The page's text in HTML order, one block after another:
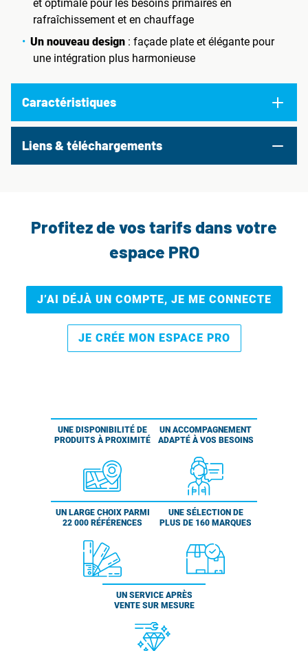
et optimale pour les besoins primaires en
rafraîchissement et en chauffage
Un nouveau design : façade plate et élégante pour
une intégration plus harmonieuse
Caractéristiques
Liens & téléchargements
Profitez de vos tarifs dans votre
espace PRO
J’AI DÉJÀ UN COMPTE, JE ME CONNECTE
JE CRÉE MON ESPACE PRO
UNE DISPONIBILITÉ DE
PRODUITS À PROXIMITÉ
UN ACCOMPAGNEMENT
ADAPTÉ À VOS BESOINS
UN LARGE CHOIX PARMI
22 000 RÉFÉRENCES
UNE SÉLECTION DE
PLUS DE 160 MARQUES
UN SERVICE APRÈS
VENTE SUR MESURE